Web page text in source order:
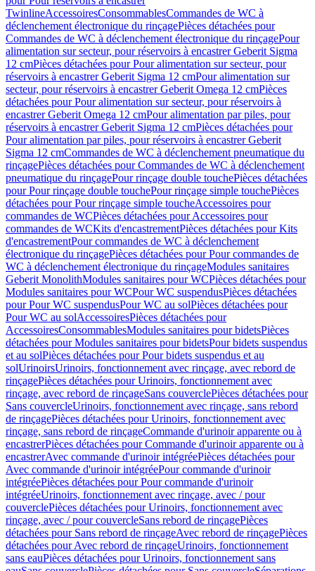
TwinlineAccessoiresConsommablesCommandes de WC à
déclenchement électronique du rinçagePièces détachées pour
Commandes de WC à déclenchement électronique du rinçagePour
alimentation sur secteur, pour réservoirs à encastrer Geberit Sigma
12 cmPièces détachées pour Pour alimentation sur secteur, pour
réservoirs à encastrer Geberit Sigma 12 cmPour alimentation sur
secteur, pour réservoirs à encastrer Geberit Omega 12 cmPièces
détachées pour Pour alimentation sur secteur, pour réservoirs à
encastrer Geberit Omega 12 cmPour alimentation par piles, pour
réservoirs à encastrer Geberit Sigma 12 cmPièces détachées pour
Pour alimentation par piles, pour réservoirs à encastrer Geberit
Sigma 12 cmCommandes de WC à déclenchement pneumatique du
rinçagePièces détachées pour Commandes de WC à déclenchement
pneumatique du rinçagePour rinçage double touchePièces détachées
pour Pour rinçage double touchePour rinçage simple touchePièces
détachées pour Pour rinçage simple toucheAccessoires pour
commandes de WCPièces détachées pour Accessoires pour
commandes de WCKits d'encastrementPièces détachées pour Kits
d'encastrementPour commandes de WC à déclenchement
électronique du rinçagePièces détachées pour Pour commandes de
WC à déclenchement électronique du rinçageModules sanitaires
Geberit MonolithModules sanitaires pour WCPièces détachées pour
Modules sanitaires pour WCPour WC suspendusPièces détachées
pour Pour WC suspendusPour WC au solPièces détachées pour
Pour WC au solAccessoiresPièces détachées pour
AccessoiresConsommablesModules sanitaires pour bidetsPièces
détachées pour Modules sanitaires pour bidetsPour bidets suspendus
et au solPièces détachées pour Pour bidets suspendus et au
solUrinoirsUrinoirs, fonctionnement avec rinçage, avec rebord de
rinçagePièces détachées pour Urinoirs, fonctionnement avec
rinçage, avec rebord de rinçageSans couverclePièces détachées pour
Sans couvercleUrinoirs, fonctionnement avec rinçage, sans rebord
de rinçagePièces détachées pour Urinoirs, fonctionnement avec
rinçage, sans rebord de rinçageCommande d'urinoir apparente ou à
encastrerPièces détachées pour Commande d'urinoir apparente ou à
encastrerAvec commande d'urinoir intégréePièces détachées pour
Avec commande d'urinoir intégréePour commande d'urinoir
intégréePièces détachées pour Pour commande d'urinoir
intégréeUrinoirs, fonctionnement avec rinçage, avec / pour
couverclePièces détachées pour Urinoirs, fonctionnement avec
rinçage, avec / pour couvercleSans rebord de rinçagePièces
détachées pour Sans rebord de rinçageAvec rebord de rinçagePièces
détachées pour Avec rebord de rinçageUrinoirs, fonctionnement
sans eauPièces détachées pour Urinoirs, fonctionnement sans